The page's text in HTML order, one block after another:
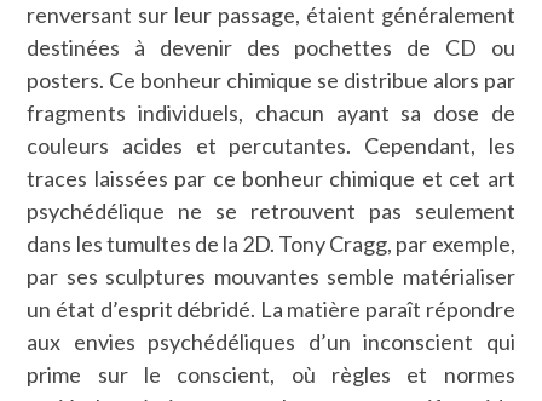
renversant sur leur passage, étaient généralement
destinées à devenir des pochettes de CD ou
posters. Ce bonheur chimique se distribue alors par
fragments individuels, chacun ayant sa dose de
couleurs acides et percutantes. Cependant, les
traces laissées par ce bonheur chimique et cet art
psychédélique ne se retrouvent pas seulement
dans les tumultes de la 2D. Tony Cragg, par exemple,
par ses sculptures mouvantes semble matérialiser
un état d’esprit débridé. La matière paraît répondre
aux envies psychédéliques d’un inconscient qui
prime sur le conscient, où règles et normes